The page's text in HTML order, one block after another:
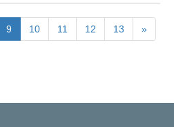
9 10 11 12 13 »